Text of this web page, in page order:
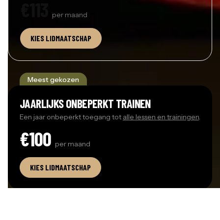
per maand
KIES LIDMAATSCHAP
(OPENT IN EEN NIEUW VENSTER
Meest gekozen
JAARLIJKS ONBEPERKT TRAINEN
Een jaar onbeperkt toegang tot alle lessen en trainingen.
€100 per maand
KIES LIDMAATSCHAP
(OPENT IN EEN NIEUW VENSTER